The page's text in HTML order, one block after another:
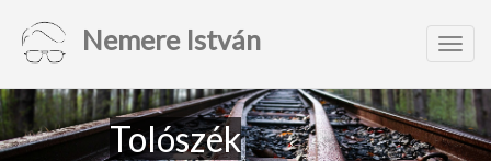
Nemere István
Tolószék